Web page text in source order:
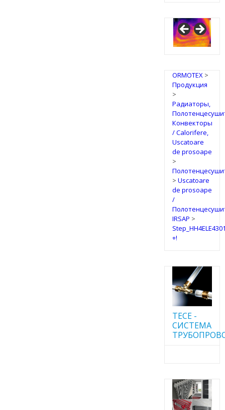
ORMOTEX>
Продукция
>
Радиаторы,
Конвекторы
/ Calorifere,
Uscatoare
de prosoape
>
> Uscatoare
de prosoape
/
IRSAP >
+!
TECE -
CИСТЕМА